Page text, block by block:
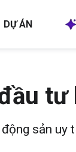
DỰ ÁN
sản uy